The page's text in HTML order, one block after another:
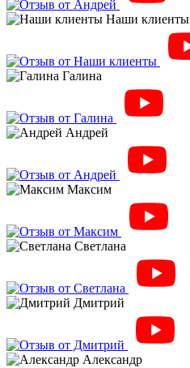
Наши клиенты
Галина
Андрей
Максим
Светлана
Дмитрий
Александр